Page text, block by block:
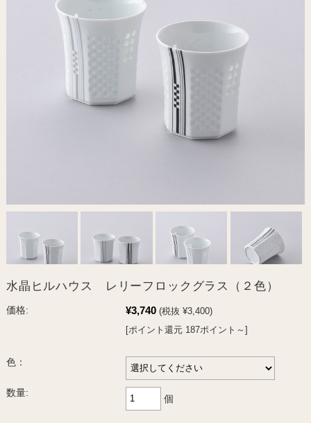
水晶ヒルハウス レリーフロックグラス（２色）
価格: ¥3,740 (税抜 ¥3,400)
[ポイント還元 187ポイント～]
色：
数量:
個